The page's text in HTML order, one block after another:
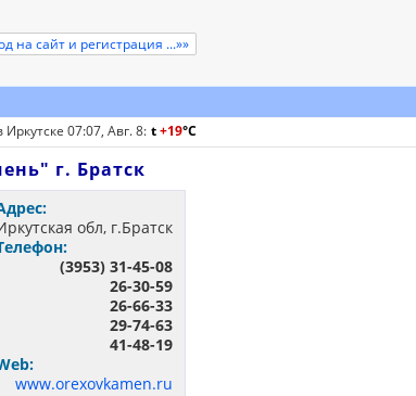
на сайт и регистрация ...»»
Иркутске 07:07, Авг. 8: t+19°C
г. Братск
обл, г.Братск
(3953) 31-45-08
26-30-59
26-66-33
29-74-63
41-48-19
www.orexovkamen.ru